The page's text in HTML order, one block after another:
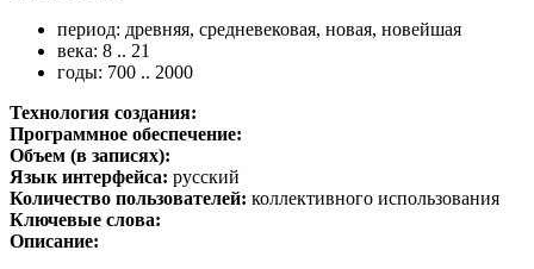
период: древняя, средневековая, новая, новейшая
века: 8 .. 21
годы: 700 .. 2000
Технология создания:
Программное обеспечение:
Объем (в записях):
Язык интерфейса: русский
Количество пользователей: коллективного использования
Ключевые слова:
Описание: